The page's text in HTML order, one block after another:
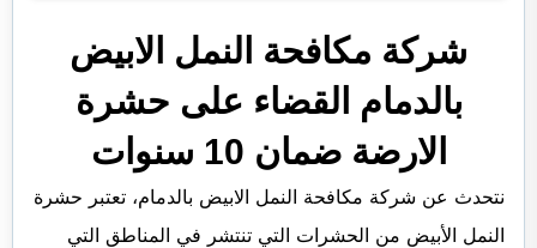
شركة مكافحة النمل الابيض
بالدمام القضاء على حشرة
الارضة ضمان 10 سنوات
نتحدث عن شركة مكافحة النمل الابيض بالدمام، تعتبر حشرة
النمل الأبيض من الحشرات التي تنتشر في المناطق التي